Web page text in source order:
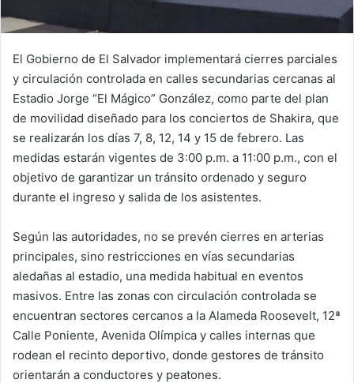
El Gobierno de El Salvador implementará cierres parciales
y circulación controlada en calles secundarias cercanas al
Estadio Jorge “El Mágico” González, como parte del plan
de movilidad diseñado para los conciertos de Shakira, que
se realizarán los días 7, 8, 12, 14 y 15 de febrero. Las
medidas estarán vigentes de 3:00 p.m. a 11:00 p.m., con el
objetivo de garantizar un tránsito ordenado y seguro
durante el ingreso y salida de los asistentes.
Según las autoridades, no se prevén cierres en arterias
principales, sino restricciones en vías secundarias
aledañas al estadio, una medida habitual en eventos
masivos. Entre las zonas con circulación controlada se
encuentran sectores cercanos a la Alameda Roosevelt, 12ª
Calle Poniente, Avenida Olímpica y calles internas que
rodean el recinto deportivo, donde gestores de tránsito
orientarán a conductores y peatones.